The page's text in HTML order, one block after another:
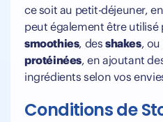
ce soit au petit-déjeuner,
peut également être utilisé
smoothies, desshakes, ou
protéinées, en ajoutant
ingrédients selon vos
Conditions de